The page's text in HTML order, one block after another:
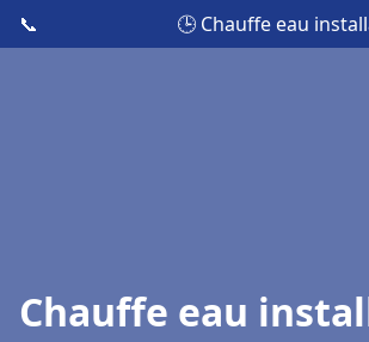
📞 🕒 Chauffe eau
Chauffe eau